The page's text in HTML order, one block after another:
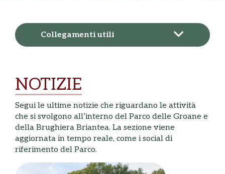
Collegamenti utili
NOTIZIE
Segui le ultime notizie che riguardano le attività
che si svolgono all’interno del Parco delle Groane e
della Brughiera Briantea. La sezione viene
aggiornata in tempo reale, come i social di
riferimento del Parco.